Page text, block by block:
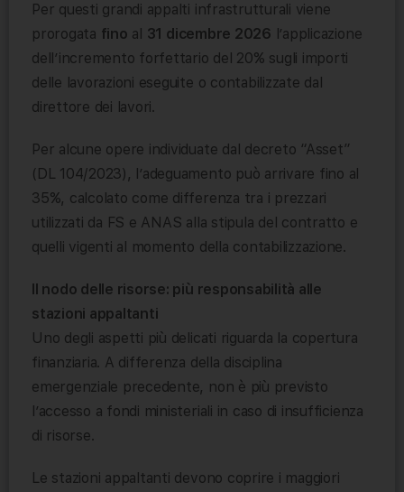
Per questi grandi appalti infrastrutturali viene
prorogata fino al 31 dicembre 2026 l’applicazione
dell’incremento forfettario del 20% sugli importi
delle lavorazioni eseguite o contabilizzate dal
direttore dei lavori.
Per alcune opere individuate dal decreto “Asset”
(DL 104/2023), l’adeguamento può arrivare fino al
35%, calcolato come differenza tra i prezzari
utilizzati da FS e ANAS alla stipula del contratto e
quelli vigenti al momento della contabilizzazione.
Il nodo delle risorse: più responsabilità alle
stazioni appaltanti
Uno degli aspetti più delicati riguarda la copertura
finanziaria. A differenza della disciplina
emergenziale precedente, non è più previsto
l’accesso a fondi ministeriali in caso di insufficienza
di risorse.
Le stazioni appaltanti devono coprire i maggiori